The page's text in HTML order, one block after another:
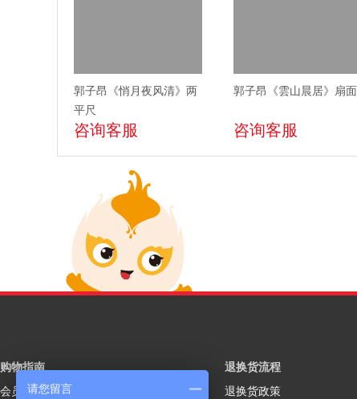
郭子昂《悄月夜风清》两
平尺
咨询客服
郭子昂《雲山晨居》扇面
咨询客服
购物指南
会员注册
退换货流程
退换货政策
请您留言